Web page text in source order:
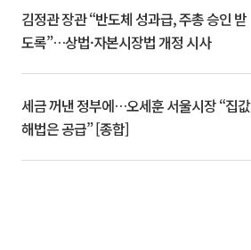
김정관 장관 “반도체 성과급, 주총 승인 받
도록”…상법·자본시장법 개정 시사
세금 꺼낸 정부에…오세훈 서울시장 “집값
해법은 공급” [종합]